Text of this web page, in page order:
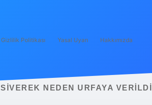
Gizlilik Politikası Yasal Uyarı Hakkımızda
SIVEREK NEDEN URFAYA VERILDI